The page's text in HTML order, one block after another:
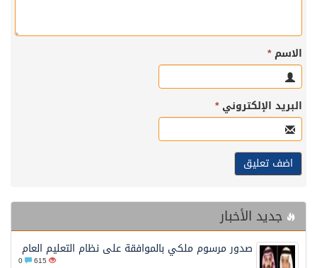
الاسم*
البريد الإلكتروني*
جديد الأخبار
صدور مرسوم ملكي بالموافقة على نظام التعليم العام
615